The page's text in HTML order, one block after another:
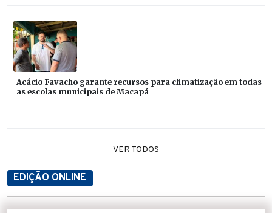
Acácio Favacho garante recursos para climatização em todas
as escolas municipais de Macapá
VER TODOS
EDIÇÃO ONLINE